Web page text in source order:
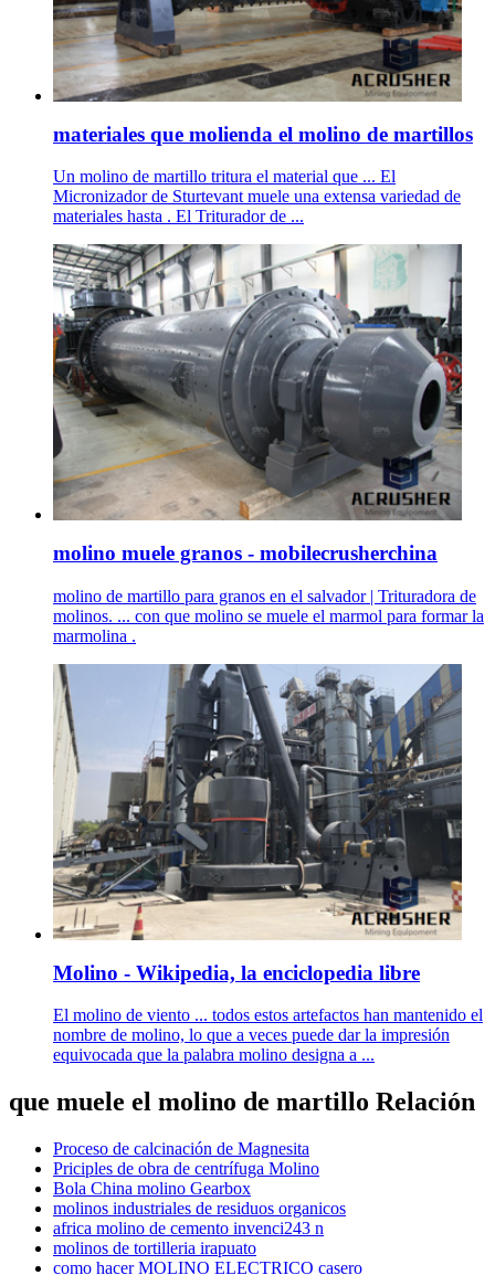
materiales que molienda el molino de martillos
Un molino de martillo tritura el material que ... El
Micronizador de Sturtevant muele una extensa variedad de
materiales hasta . El Triturador de ...
molino muele granos - mobilecrusherchina
molino de martillo para granos en el salvador | Trituradora de
molinos. ... con que molino se muele el marmol para formar la
marmolina .
Molino - Wikipedia, la enciclopedia libre
El molino de viento ... todos estos artefactos han mantenido el
nombre de molino, lo que a veces puede dar la impresión
equivocada que la palabra molino designa a ...
que muele el molino de martillo Relación
Proceso de calcinación de Magnesita
Priciples de obra de centrífuga Molino
Bola China molino Gearbox
molinos industriales de residuos organicos
africa molino de cemento invenci243 n
molinos de tortilleria irapuato
como hacer MOLINO ELECTRICO casero